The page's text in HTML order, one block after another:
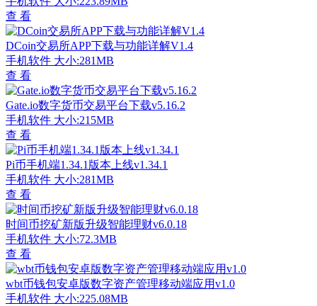
查 看
DCoin交易所APP下载与功能详解V1.4
手机软件 大小:281MB
查 看
Gate.io数字货币交易平台下载v5.16.2
手机软件 大小:215MB
查 看
Pi币手机端1.34.1版本上线v1.34.1
手机软件 大小:281MB
查 看
时间币挖矿新版升级智能理财v6.0.18
手机软件 大小:72.3MB
查 看
wbt币钱包安卓版数字资产管理移动端应用v1.0
手机软件 大小:225.08MB